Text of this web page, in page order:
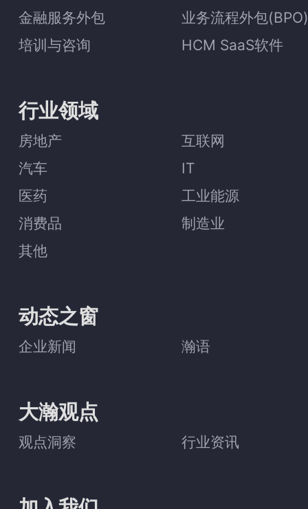
金融服务外包
业务流程外包(BPO)
培训与咨询
HCM SaaS软件
行业领域
房地产
互联网
汽车
IT
医药
工业能源
消费品
制造业
其他
动态之窗
企业新闻 瀚语
大瀚观点
观点洞察 行业资讯